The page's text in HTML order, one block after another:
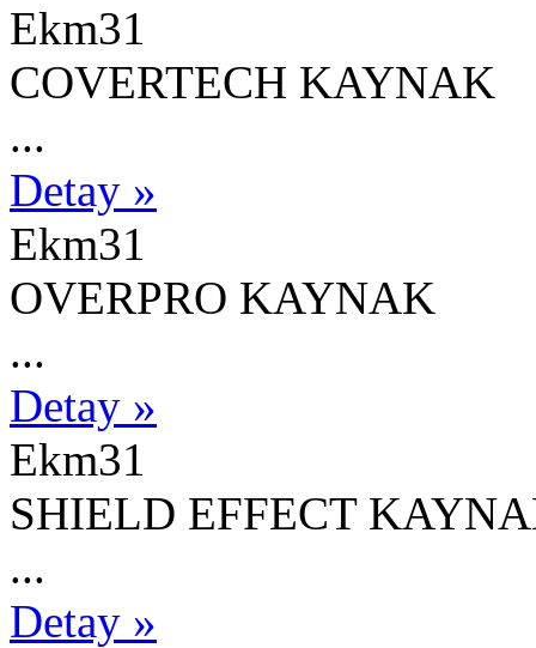
Ekm31
COVERTECH KAYNAK
...
Detay »
Ekm31
OVERPRO KAYNAK
...
Detay »
Ekm31
SHIELD EFFECT
...
Detay »